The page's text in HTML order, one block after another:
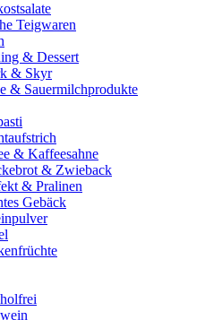
Teigwaren
& Dessert
& Skyr
& Sauermilchprodukte
& Kaffeesahne
& Zwieback
& Pralinen
Gebäck